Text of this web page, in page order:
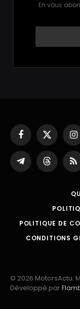
En vous
Facebook
X
(Twitter)
Partager
sur
Threads
POLITIQUE DE
CONDITIONS
© 2026 MotorsActu.
Développé par